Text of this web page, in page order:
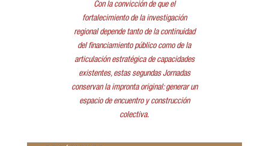
Con la convicción de que el
fortalecimiento de la investigación
regional depende tanto de la continuidad
del financiamiento público como de la
articulación estratégica de capacidades
existentes, estas segundas Jornadas
conservan la impronta original: generar un
espacio de encuentro y construcción
colectiva.